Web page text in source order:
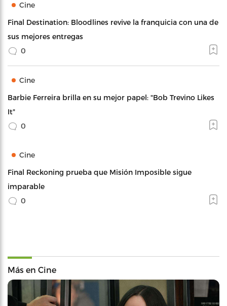
Cine
Final Destination: Bloodlines revive la franquicia con una de
sus mejores entregas
0
Cine
Barbie Ferreira brilla en su mejor papel: "Bob Trevino Likes
It"
0
Cine
Final Reckoning prueba que Misión Imposible sigue
imparable
0
Más en Cine